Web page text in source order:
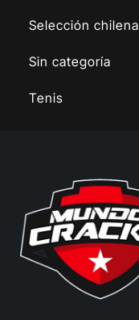
Selección chilena
Sin categoría
Tenis